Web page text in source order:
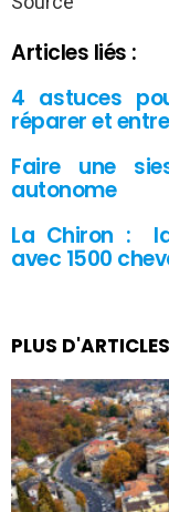
Articles liés :
4 astuces
réparer et
Faire une
autonome
La Chiron :
avec 1500
PLUS